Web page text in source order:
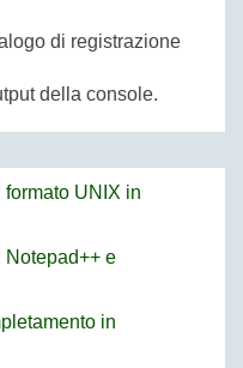
di registrazione
della console.
UNIX in
Notepad++ e
in